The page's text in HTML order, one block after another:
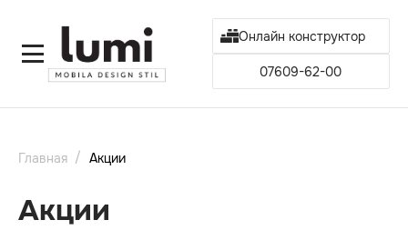
Онлайн конструктор
07609-62-00
Главная Акции
Акции